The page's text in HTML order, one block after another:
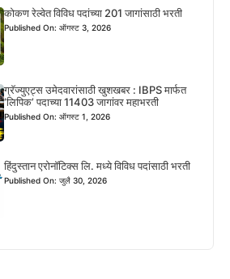
कोकण रेल्वेत विविध पदांच्या 201 जागांसाठी भरती
Published On: ऑगस्ट 3, 2026
ग्रॅज्युएट्स उमेदवारांसाठी खुशखबर : IBPS मार्फत
‘लिपिक’ पदाच्या 11403 जागांवर महाभरती
Published On: ऑगस्ट 1, 2026
हिंदुस्तान एरोनॉटिक्स लि. मध्ये विविध पदांसाठी भरती
Published On: जुलै 30, 2026